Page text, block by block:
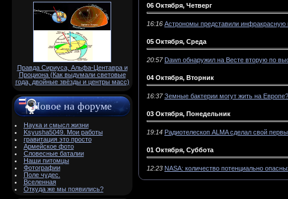
Правда Сириуса, Альфа-Центавра и
Проциона (Как выдумали световые
года, двойные звёзды и центры масс)
Новое на форуме
Наука и смысл жизни
Ksyusha5049. Мои работы
гравитация это просто
Армейское фото
Словесные баталии
Наши питомцы
Фотографии
Поле чудес.
Вселенная
Откуда же мы появились?
06 Октября, Четверг
16:16 Астрономы представили инфракрасную
05 Октября, Среда
20:57 Dawn обнаружил на Весте вторую по
04 Октября, Вторник
16:37 Земные бактерии могут жить на Европе?
03 Октября, Понедельник
19:14 Радиотелескоп ALMA сделал свой
01 Октября, Суббота
12:23 NASA: количество потенциально